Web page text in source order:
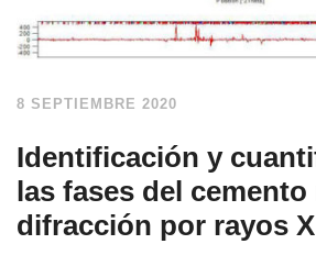
8 SEPTIEMBRE 2020
Identificación y
las fases del
difracción por rayos X